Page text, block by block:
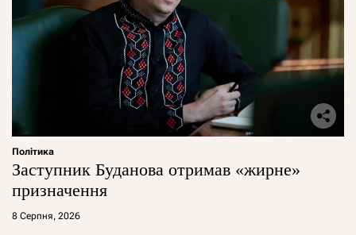
Політика
Заступник Буданова отримав «жирне»
призначення
8 Серпня, 2026